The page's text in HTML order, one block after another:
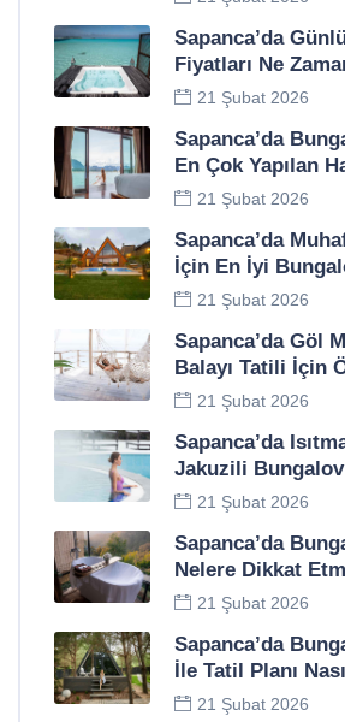
Sapanca’da
Fiyatları Ne
21 Şubat 2026
Sapanca’da
En Çok Yapılan
21 Şubat 2026
Sapanca’da
İçin En İyi
21 Şubat 2026
Sapanca’da Göl
Balayı Tatili İçin
21 Şubat 2026
Sapanca’da
Jakuzili
21 Şubat 2026
Sapanca’da
Nelere Dikkat
21 Şubat 2026
Sapanca’da
İle Tatil Planı
21 Şubat 2026